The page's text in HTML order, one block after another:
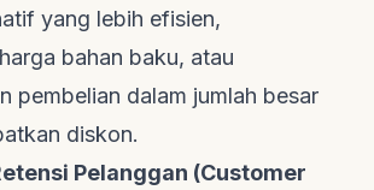
yang lebih efisien,
bahan baku, atau
pembelian dalam jumlah besar
diskon.
Pelanggan (Customer